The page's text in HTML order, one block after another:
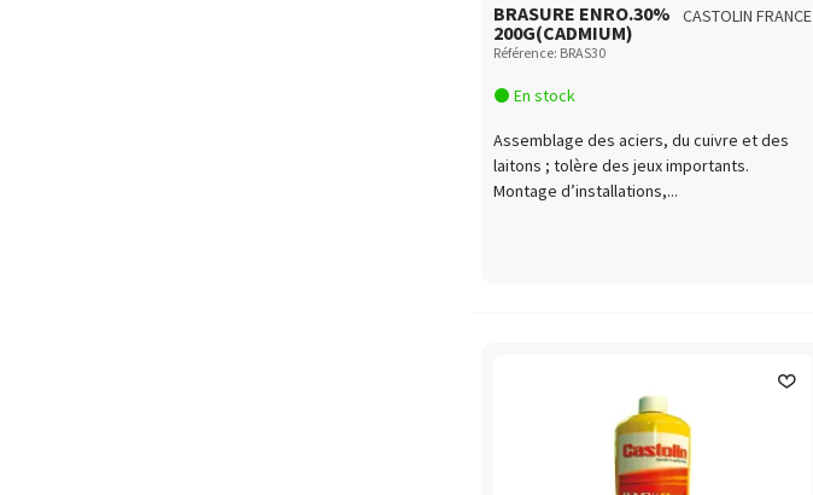
BRASURE ENRO.30%
200G(CADMIUM)
CASTOLIN FRANCE
Référence: BRAS30
En stock
Assemblage des aciers, du cuivre et des
laitons ; tolère des jeux importants.
Montage d’installations,...